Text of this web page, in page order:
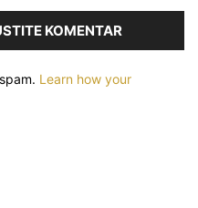
KOMENTAR
Learn how your